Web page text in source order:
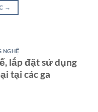
→
NGHỆ
lắp đặt sử dụng
tại các ga